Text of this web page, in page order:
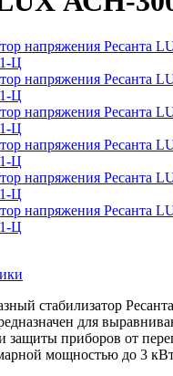
стабилизатор
для
защиты приборов от
мощностью до 3